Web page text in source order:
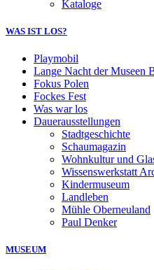
Kataloge
WAS IST LOS?
Playmobil
Lange Nacht der Museen
Fokus Polen
Fockes Fest
Was war los
Dauerausstellungen
Stadtgeschichte
Schaumagazin
Wohnkultur und
Wissenswerkstatt
Kindermuseum
Landleben
Mühle Oberneuland
Paul Denker
MUSEUM